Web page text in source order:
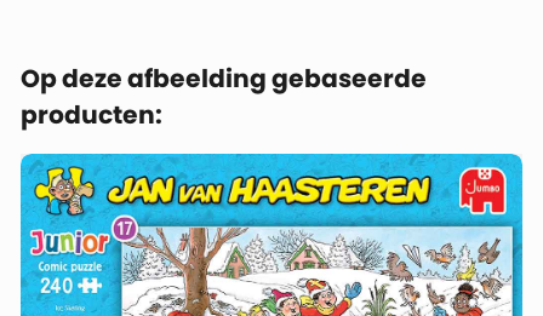
Op deze afbeelding gebaseerde
producten: